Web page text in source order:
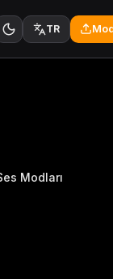
TR
Modları